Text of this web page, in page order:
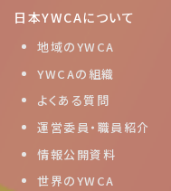
日本YWCAについて
地域のYWCA
YWCAの組織
よくある質問
運営委員・職員紹介
情報公開資料
世界のYWCA